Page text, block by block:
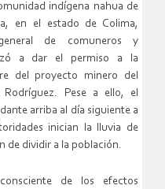
indígena nahua de
en el estado de Colima,
de comuneros y
a dar el permiso a la
del proyecto minero del
Rodríguez. Pese a ello, el
arriba al día siguiente a
inician la lluvia de
de dividir a la población.
de los efectos